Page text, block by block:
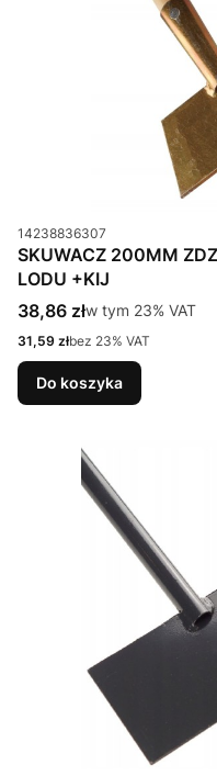
Kod produktu
14238836307
SKUWACZ 200MM
LODU +KIJ
Cena brutto
38,86 złw tym %s VAT
w tym 23% VAT
Cena netto
31,59 złbez 23% VAT
Do koszyka